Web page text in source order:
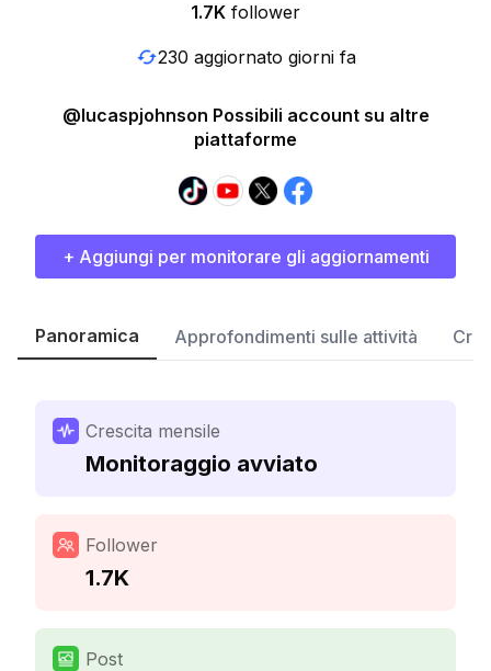
1.7K follower
230 aggiornato giorni fa
@lucaspjohnson Possibili account su altre
piattaforme
+ Aggiungi per monitorare gli aggiornamenti
Panoramica Approfondimenti sulle attività
Crescita mensile
Monitoraggio avviato
Follower
1.7K
Post